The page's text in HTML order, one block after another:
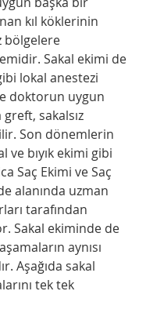
kıl köklerinin
bölgelere
Sakal ekimi de
lokal anestezi
doktorun uygun
sakalsız
Son dönemlerin
ve bıyık ekimi gibi
Saç Ekimi ve Saç
alanında uzman
tarafından
Sakal ekiminde de
aynısı
Aşağıda sakal
tek tek